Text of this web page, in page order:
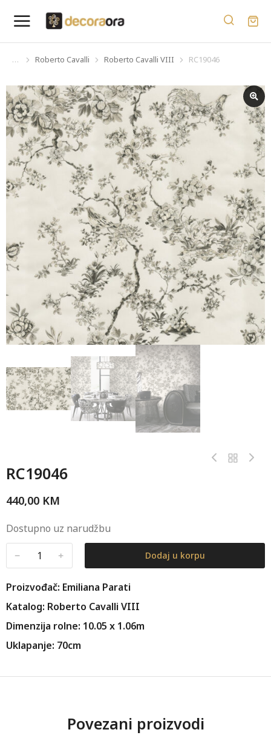
You are here:
Roberto Cavalli Roberto Cavalli VIII RC19046
RC19046
440,00 KM
Dostupno uz narudžbu
﹣ ﹢ Dodaj u korpu
Proizvođač: Emiliana Parati
Katalog: Roberto Cavalli VIII
Dimenzija rolne: 10.05 x 1.06m
Uklapanje: 70cm
Povezani proizvodi